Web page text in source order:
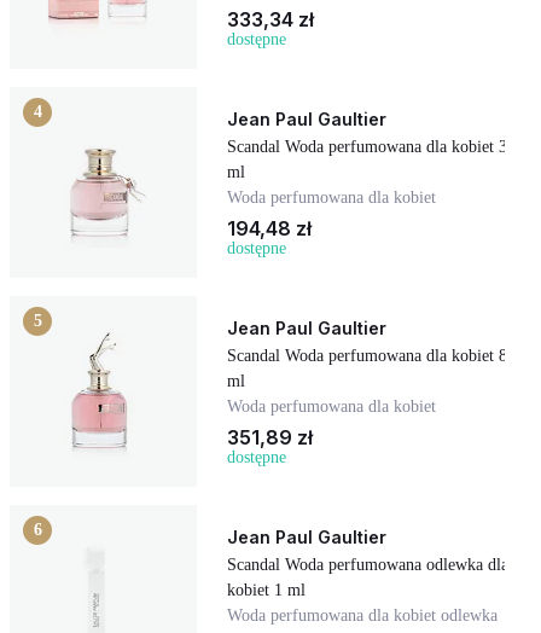
333,34 zł
dostępne
4 Jean Paul Gaultier
Scandal Woda perfumowana dla kobiet 30
ml
Woda perfumowana dla kobiet
194,48 zł
dostępne
5 Jean Paul Gaultier
Scandal Woda perfumowana dla kobiet 80
ml
Woda perfumowana dla kobiet
351,89 zł
dostępne
6 Jean Paul Gaultier
Scandal Woda perfumowana odlewka dla
kobiet 1 ml
Woda perfumowana dla kobiet odlewka